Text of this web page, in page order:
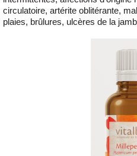
circulatoire, artérite oblitérante,
plaies, brûlures, ulcères de la